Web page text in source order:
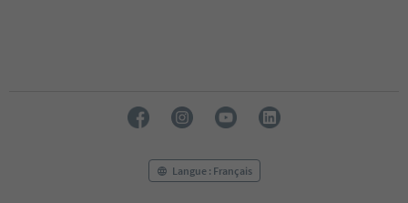
Langue : Français